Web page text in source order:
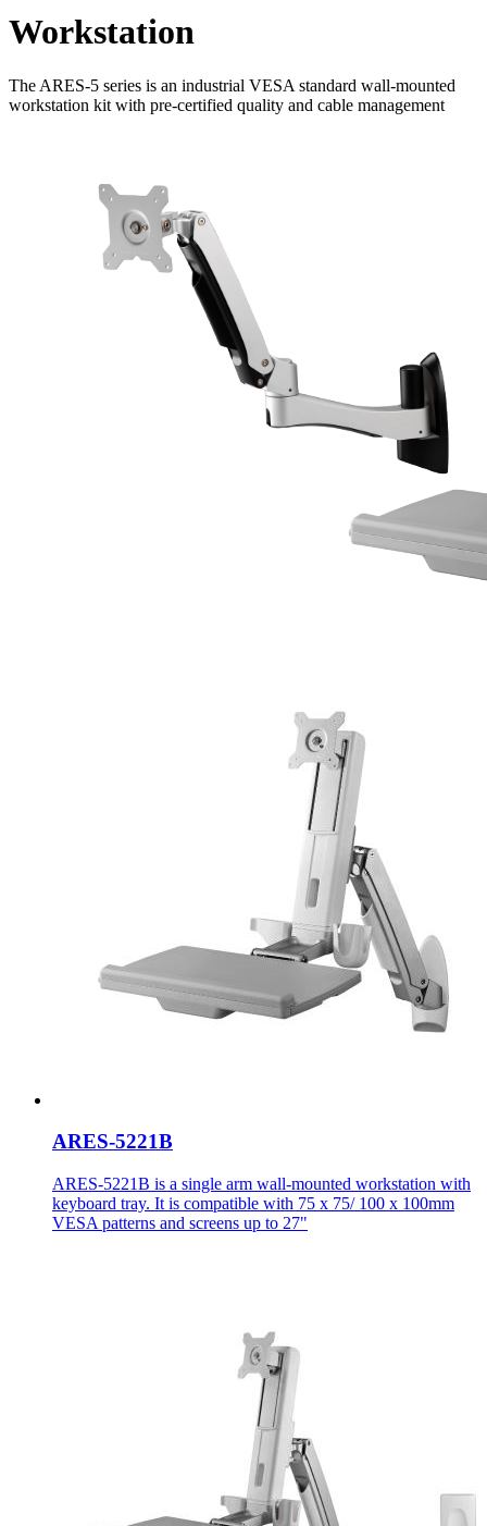
Workstation
The ARES-5 series is an industrial VESA standard wall-mounted
workstation kit with pre-certified quality and cable management
ARES-5221B
ARES-5221B is a single arm wall-mounted workstation with
keyboard tray. It is compatible with 75 x 75/ 100 x 100mm
VESA patterns and screens up to 27"